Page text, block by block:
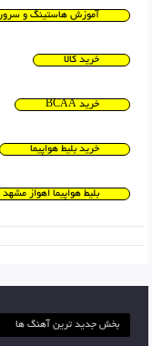
آموزش هاستینگ و سرور
خرید کالا
خرید BCAA
خرید بلیط هواپیما
بلیط هواپیما اهواز مشهد
بخش جدید ترین آهنگ ها